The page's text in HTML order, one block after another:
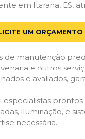
em Itarana, ES,
UM
de manutenção
e outros
e avaliados,
especialistas
iluminação, e
necessária.